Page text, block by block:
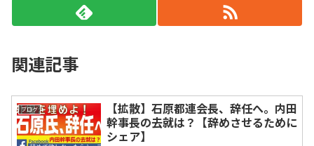
関連記事
ブログ
【拡散】石原都連会長、辞任へ。内田
幹事長の去就は？【辞めさせるために
シェア】